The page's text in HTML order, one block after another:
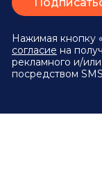
Нажимая кнопку
согласие на
рекламного и/
посредством